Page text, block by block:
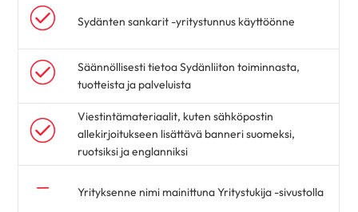
Sydänten sankarit -yritystunnus käyttöönne
Säännöllisesti tietoa Sydänliiton toiminnasta,
tuotteista ja palveluista
Viestintämateriaalit, kuten sähköpostin
allekirjoitukseen lisättävä banneri suomeksi,
ruotsiksi ja englanniksi
Yrityksenne nimi mainittuna Yritystukija -sivustolla